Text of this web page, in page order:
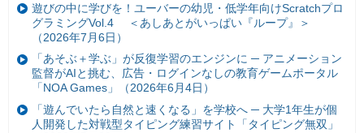
遊びの中に学びを！ユーバーの幼児・低学年向けScratchプロ
グラミングVol.4 ＜あしあとがいっぱい『ループ』＞
（2026年7月6日）
「あそぶ＋学ぶ」が反復学習のエンジンに ─ アニメーション
監督がAIと挑む、広告・ログインなしの教育ゲームポータル
「NOA Games」（2026年6月4日）
「遊んでいたら自然と速くなる」を学校へ ─ 大学1年生が個
人開発した対戦型タイピング練習サイト「タイピング無双」